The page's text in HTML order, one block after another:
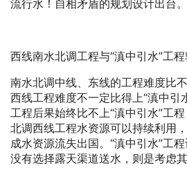
流行水！自相矛盾的规划设计出台。
西线南水北调工程与“滇中引水”工
南水北调中线、东线的工程难度比
西线工程难度不一定比得上“滇中引
工程后果始终比不上“滇中引水”工
北调西线工程水资源可以持续利用
成水资源流失出国。“滇中引水”工
没有选择露天渠道送水，则是考虑